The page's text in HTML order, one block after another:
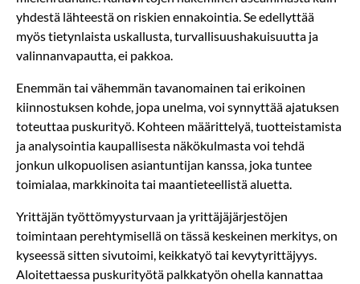
yhdestä lähteestä on riskien ennakointia. Se edellyttää
myös tietynlaista uskallusta, turvallisuushakuisuutta ja
valinnanvapautta, ei pakkoa.
Enemmän tai vähemmän tavanomainen tai erikoinen
kiinnostuksen kohde, jopa unelma, voi synnyttää ajatuksen
toteuttaa puskurityö. Kohteen määrittelyä, tuotteistamista
ja analysointia kaupallisesta näkökulmasta voi tehdä
jonkun ulkopuolisen asiantuntijan kanssa, joka tuntee
toimialaa, markkinoita tai maantieteellistä aluetta.
Yrittäjän työttömyysturvaan ja yrittäjäjärjestöjen
toimintaan perehtymisellä on tässä keskeinen merkitys, on
kyseessä sitten sivutoimi, keikkatyö tai kevytyrittäjyys.
Aloitettaessa puskurityötä palkkatyön ohella kannattaa